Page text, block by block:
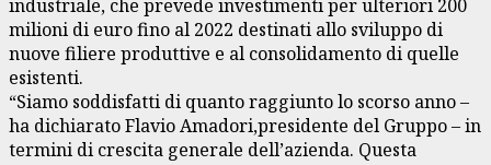
industriale, che prevede investimenti per ulteriori 200
milioni di euro fino al 2022 destinati allo sviluppo di
nuove filiere produttive e al consolidamento di quelle
esistenti.
“Siamo soddisfatti di quanto raggiunto lo scorso anno –
ha dichiarato Flavio Amadori,presidente del Gruppo – in
termini di crescita generale dell’azienda. Questa